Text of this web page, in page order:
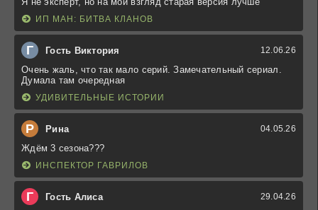
ИП МАН: БИТВА КЛАНОВ
Г Гость Виктория 12.06.26
Очень жаль, что так мало серий. Замечательный сериал.
Думала там очередная
УДИВИТЕЛЬНЫЕ ИСТОРИИ
Р Рина 04.05.26
Ждём 3 сезона???
ИНСПЕКТОР ГАВРИЛОВ
Г Гость Алиса 29.04.26